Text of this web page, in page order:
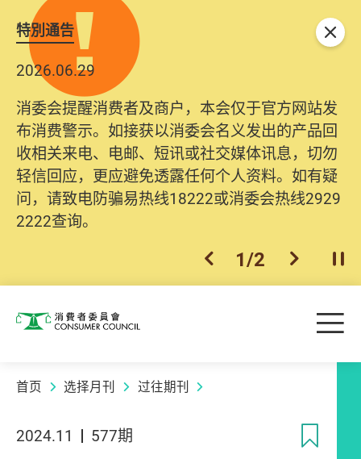
特別通告
2026.06.29
消委会提醒消费者及商户，本会仅于官方网站发
布消费警示。如接获以消委会名义发出的产品回
收相关来电、电邮、短讯或社交媒体讯息，切勿
轻信回应，更应避免透露任何个人资料。如有疑
问，请致电防骗易热线18222或消委会热线2929
2222查询。
上一个
1/2 下一个开
关闭
消费者委员会 目
首页 选择月刊 过往期刊
2024.11 577期